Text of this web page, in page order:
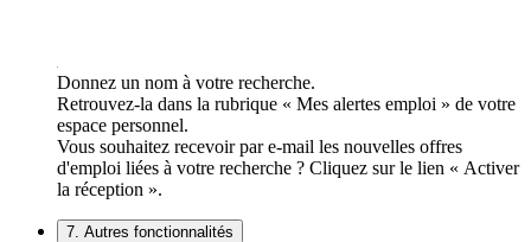
Donnez un nom à votre recherche.
Retrouvez-la dans la rubrique « Mes alertes emploi » de votre
espace personnel.
Vous souhaitez recevoir par e-mail les nouvelles offres
d'emploi liées à votre recherche ? Cliquez sur le lien « Activer
la réception ».
7. Autres fonctionnalités